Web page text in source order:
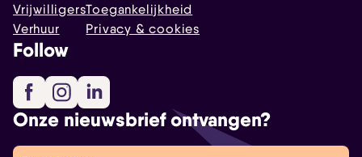
Vrijwilligers
Verhuur
Toegankelijkheid
Privacy & cookies
Follow
FacebookInstagram
Onze nieuwsbrief ontvangen?